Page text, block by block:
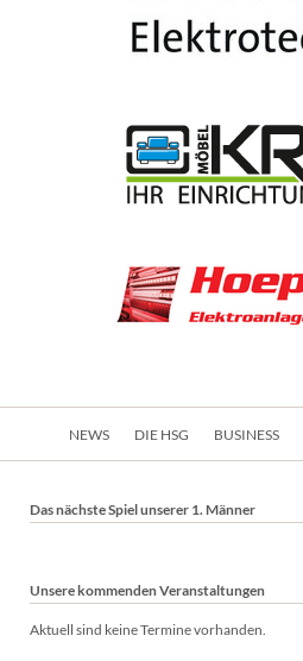
NEWS DIE HSG BUSINESS
Das nächste Spiel unserer 1. Männer
Unsere kommenden Veranstaltungen
Aktuell sind keine Termine vorhanden.